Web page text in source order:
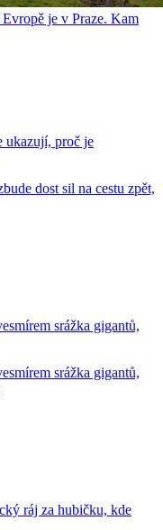
je v Praze. Kam
ukazují, proč je
dost sil na cestu zpět,
srážka gigantů,
srážka gigantů,
ráj za hubičku, kde